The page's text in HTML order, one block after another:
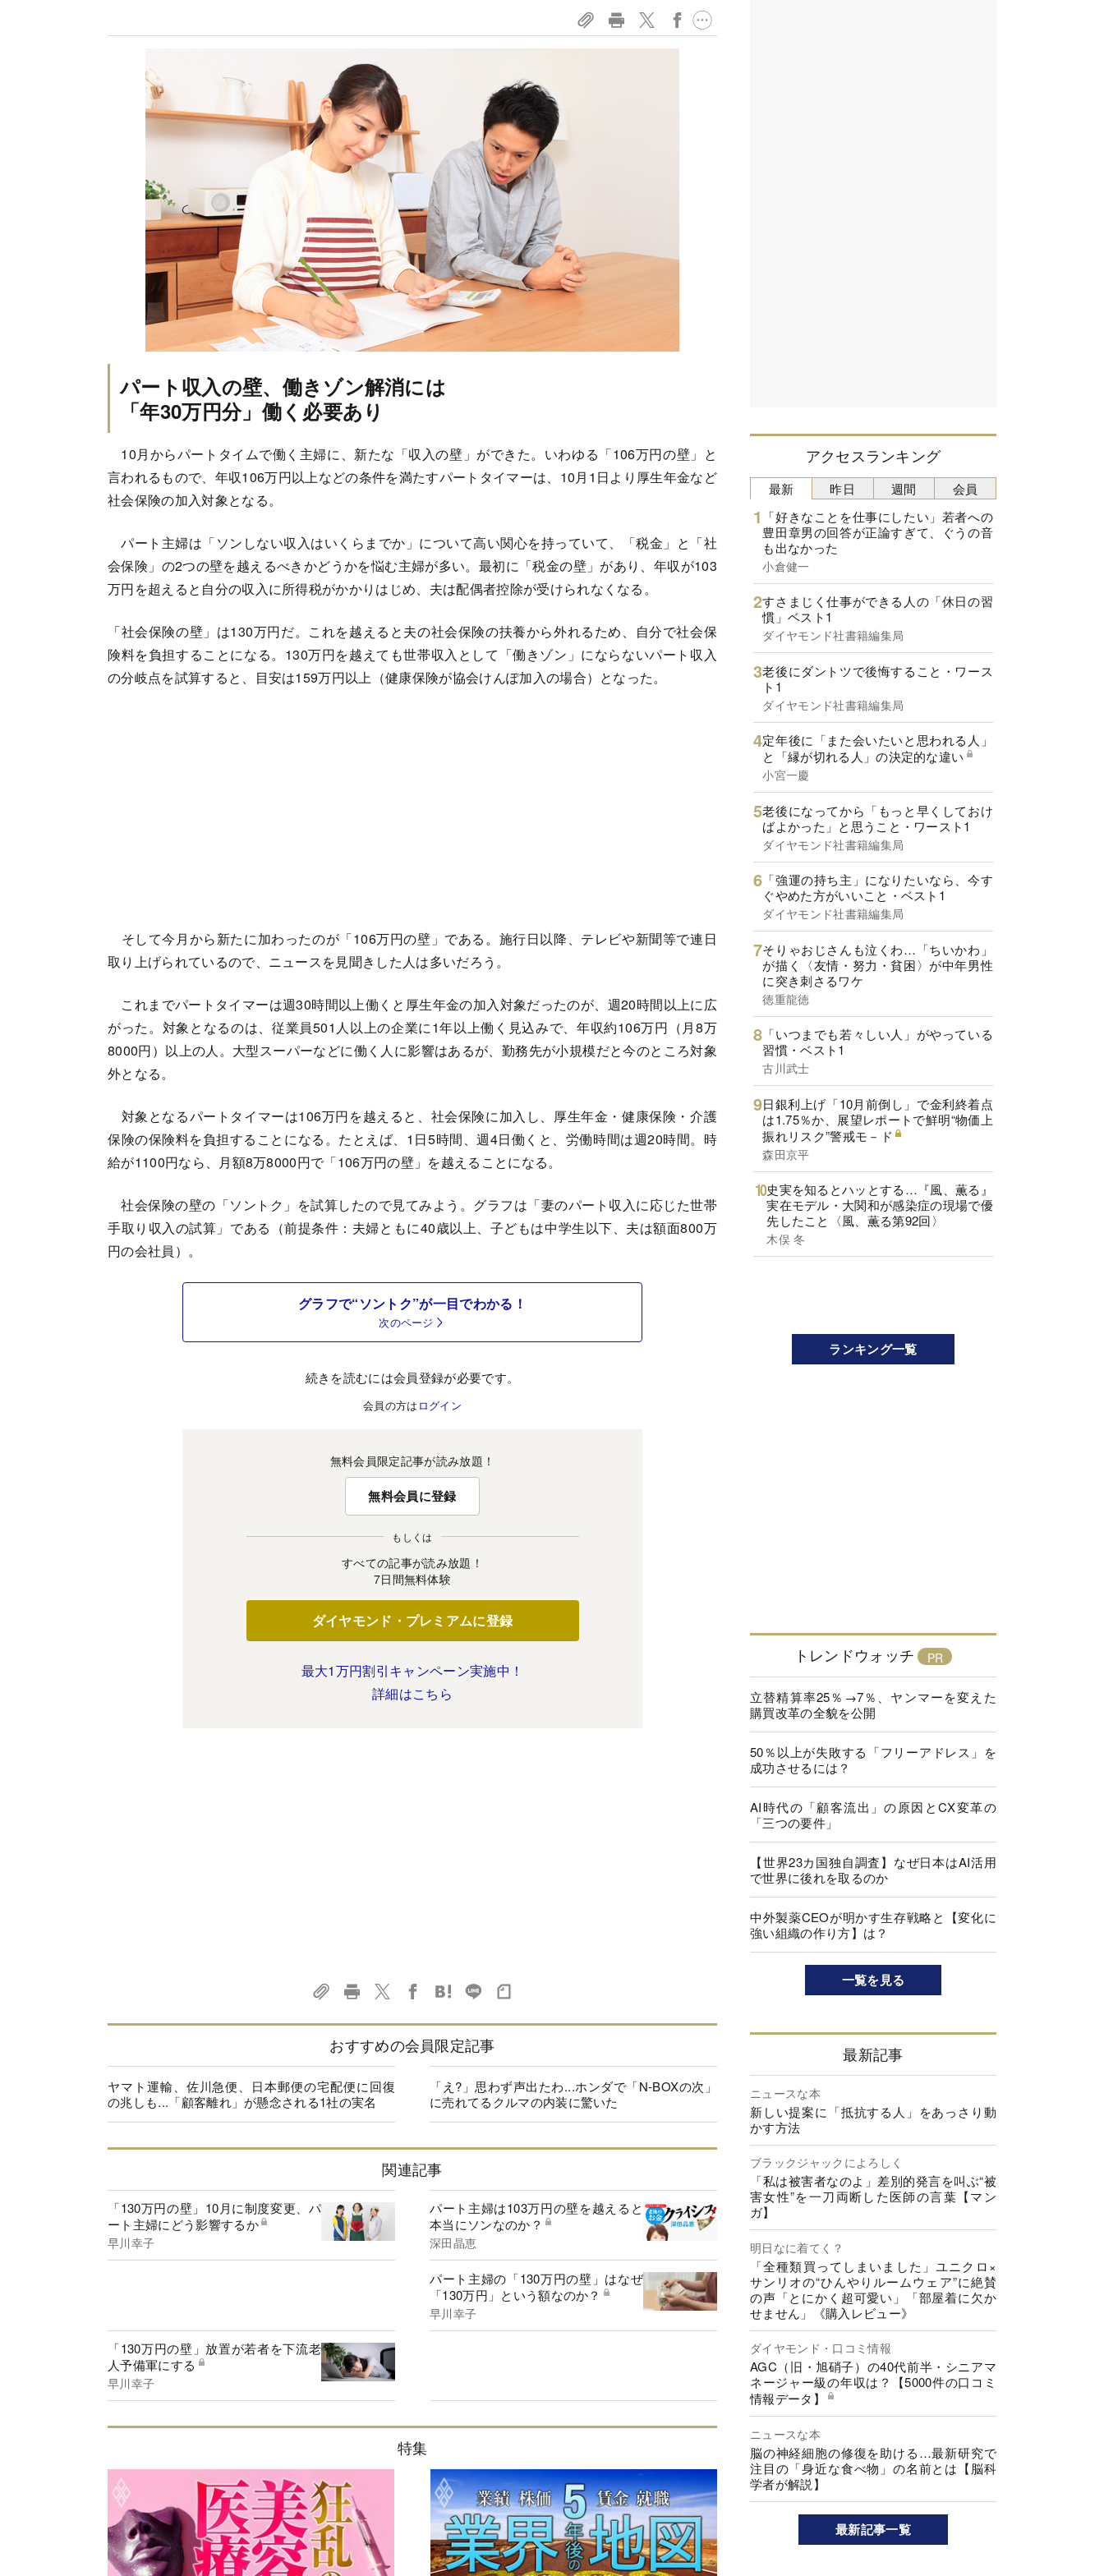
パート収入の壁、働きゾン解消には
「年30万円分」働く必要あり
10月からパートタイムで働く主婦に、新たな「収入の壁」ができた。いわゆる「106万円の壁」と
言われるもので、年収106万円以上などの条件を満たすパートタイマーは、10月1日より厚生年金など
社会保険の加入対象となる。
パート主婦は「ソンしない収入はいくらまでか」について高い関心を持っていて、「税金」と「社
会保険」の2つの壁を越えるべきかどうかを悩む主婦が多い。最初に「税金の壁」があり、年収が103
万円を超えると自分の収入に所得税がかかりはじめ、夫は配偶者控除が受けられなくなる。
「社会保険の壁」は130万円だ。これを越えると夫の社会保険の扶養から外れるため、自分で社会保
険料を負担することになる。130万円を越えても世帯収入として「働きゾン」にならないパート収入
の分岐点を試算すると、目安は159万円以上（健康保険が協会けんぽ加入の場合）となった。
そして今月から新たに加わったのが「106万円の壁」である。施行日以降、テレビや新聞等で連日
取り上げられているので、ニュースを見聞きした人は多いだろう。
これまでパートタイマーは週30時間以上働くと厚生年金の加入対象だったのが、週20時間以上に広
がった。対象となるのは、従業員501人以上の企業に1年以上働く見込みで、年収約106万円（月8万
8000円）以上の人。大型スーパーなどに働く人に影響はあるが、勤務先が小規模だと今のところ対象
外となる。
対象となるパートタイマーは106万円を越えると、社会保険に加入し、厚生年金・健康保険・介護
保険の保険料を負担することになる。たとえば、1日5時間、週4日働くと、労働時間は週20時間。時
給が1100円なら、月額8万8000円で「106万円の壁」を越えることになる。
社会保険の壁の「ソントク」を試算したので見てみよう。グラフは「妻のパート収入に応じた世帯
手取り収入の試算」である（前提条件：夫婦ともに40歳以上、子どもは中学生以下、夫は額面800万
円の会社員）。
グラフで“ソントク”が一目でわかる！
次のページ
続きを読むには会員登録が必要です。
会員の方は ログイン
無料会員限定記事が読み放題！
無料会員に登録
もしくは
すべての記事が読み放題！
7日間無料体験
ダイヤモンド・プレミアムに登録
最大1万円割引キャンペーン実施中！
詳細はこちら
おすすめの会員限定記事
ヤマト運輸、佐川急便、日本郵便の宅配便に回復
の兆しも...「顧客離れ」が懸念される1社の実名
「え?」思わず声出たわ...ホンダで「N-BOXの次」
に売れてるクルマの内装に驚いた
関連記事
「130万円の壁」10月に制度変更、パ
ート主婦にどう影響するか
早川幸子
パート主婦は103万円の壁を越えると
本当にソンなのか？
深田晶恵
パート主婦の「130万円の壁」はなぜ
「130万円」という額なのか？
早川幸子
「130万円の壁」放置が若者を下流老
人予備軍にする
早川幸子
特集
アクセスランキング
最新
「好きなことを仕事にしたい」若者への
豊田章男の回答が正論すぎて、ぐうの音
も出なかった
小倉健一
すさまじく仕事ができる人の「休日の習
慣」ベスト1
ダイヤモンド社書籍編集局
老後にダントツで後悔すること・ワース
ト1
ダイヤモンド社書籍編集局
定年後に「また会いたいと思われる人」
と「縁が切れる人」の決定的な違い
小宮一慶
老後になってから「もっと早くしておけ
ばよかった」と思うこと・ワースト1
ダイヤモンド社書籍編集局
「強運の持ち主」になりたいなら、今す
ぐやめた方がいいこと・ベスト1
ダイヤモンド社書籍編集局
そりゃおじさんも泣くわ…「ちいかわ」
が描く〈友情・努力・貧困〉が中年男性
に突き刺さるワケ
徳重龍徳
「いつまでも若々しい人」がやっている
習慣・ベスト1
古川武士
日銀利上げ「10月前倒し」で金利終着点
は1.75％か、展望レポートで鮮明“物価上
振れリスク”警戒モ－ド
森田京平
史実を知るとハッとする…『風、薫る』
実在モデル・大関和が感染症の現場で優
先したこと〈風、薫る第92回〉
木俣 冬
昨日 週間 会員
ランキング一覧
トレンドウォッチ
立替精算率25％→7％、ヤンマーを変えた
購買改革の全貌を公開
50％以上が失敗する「フリーアドレス」を
成功させるには？
AI時代の「顧客流出」の原因とCX変革の
「三つの要件」
【世界23カ国独自調査】なぜ日本はAI活用
で世界に後れを取るのか
中外製薬CEOが明かす生存戦略と【変化に
強い組織の作り方】は？
一覧を見る
最新記事
ニュースな本
新しい提案に「抵抗する人」をあっさり動
かす方法
ブラックジャックによろしく
「私は被害者なのよ」差別的発言を叫ぶ“被
害女性”を一刀両断した医師の言葉【マン
ガ】
明日なに着てく？
「全種類買ってしまいました」ユニクロ×
サンリオの“ひんやりルームウェア”に絶賛
の声「とにかく超可愛い」「部屋着に欠か
せません」《購入レビュー》
ダイヤモンド・口コミ情報
AGC（旧・旭硝子）の40代前半・シニアマ
ネージャー級の年収は？【5000件の口コミ
情報データ】
ニュースな本
脳の神経細胞の修復を助ける…最新研究で
注目の「身近な食べ物」の名前とは【脳科
学者が解説】
最新記事一覧